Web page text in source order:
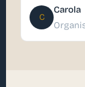
C
Carola